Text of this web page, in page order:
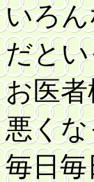
いろ
だと
お医
悪く
毎日